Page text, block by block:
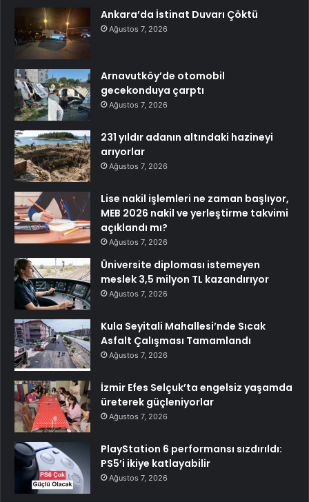
Ankara’da İstinat Duvarı Çöktü
Ağustos 7, 2026
Arnavutköy’de otomobil
gecekonduya çarptı
Ağustos 7, 2026
231 yıldır adanın altındaki hazineyi
arıyorlar
Ağustos 7, 2026
Lise nakil işlemleri ne zaman başlıyor,
MEB 2026 nakil ve yerleştirme takvimi
açıklandı mı?
Ağustos 7, 2026
Üniversite diploması istemeyen
meslek 3,5 milyon TL kazandırıyor
Ağustos 7, 2026
Kula Seyitali Mahallesi’nde Sıcak
Asfalt Çalışması Tamamlandı
Ağustos 7, 2026
İzmir Efes Selçuk’ta engelsiz yaşamda
üreterek güçleniyorlar
Ağustos 7, 2026
PlayStation 6 performansı sızdırıldı:
PS5’i ikiye katlayabilir
Ağustos 7, 2026